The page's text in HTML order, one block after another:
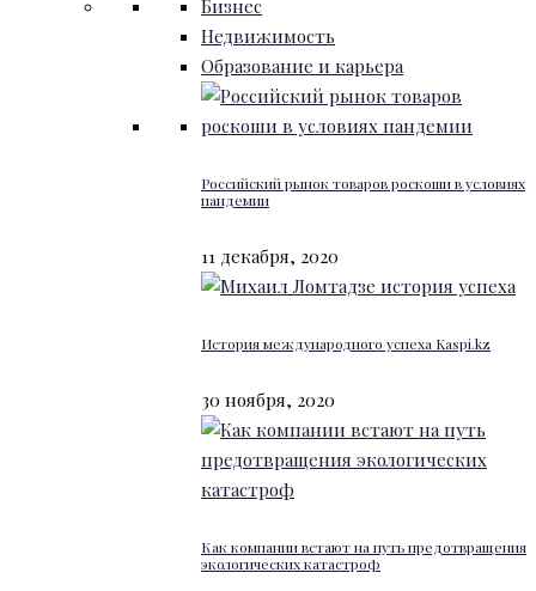
Бизнес
Недвижимость
Образование и карьера
Российский рынок товаров роскоши в условиях
пандемии
11 декабря, 2020
История международного успеха Kaspi.kz
30 ноября, 2020
Как компании встают на путь предотвращения
экологических катастроф